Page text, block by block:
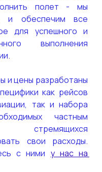
полет - мы
и обеспечим все
для успешного и
выполнения
и цены разработаны
как рейсов
так и набора
частным
стремящихся
свои расходы.
с ними у нас на